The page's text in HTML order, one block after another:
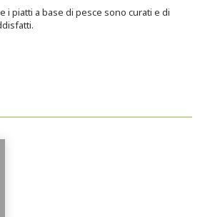
i piatti a base di pesce sono curati e di